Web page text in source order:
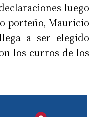
luego
porteño, Mauricio
a ser elegido
los curros de los